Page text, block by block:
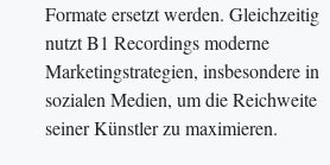
Formate ersetzt werden. Gleichzeitig
nutzt B1 Recordings moderne
Marketingstrategien, insbesondere in
sozialen Medien, um die Reichweite
seiner Künstler zu maximieren.